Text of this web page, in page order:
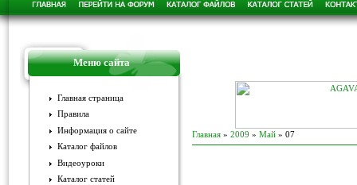
Меню сайта
Главная страница
Правила
Информация о сайте
Каталог файлов
Видеоуроки
Каталог статей
Главная » 2009 » Май » 07